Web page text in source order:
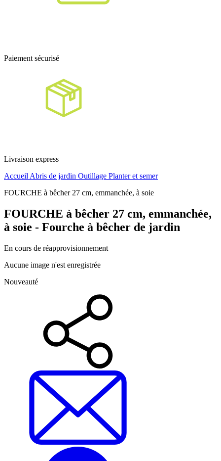
Paiement sécurisé
Livraison express
Accueil Abris de jardin Outillage Planter et semer
FOURCHE à bêcher 27 cm, emmanchée, à soie
FOURCHE à bêcher 27 cm, emmanchée,
à soie - Fourche à bêcher de jardin
En cours de réapprovisionnement
Aucune image n'est enregistrée
Nouveauté